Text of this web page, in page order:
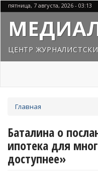
Перейти
к
основному
содержанию
пятница, 7 августа, 2026 - 03:13
ЦЕНТР
здесь
Главная
Баталина о
ипотека для
доступнее»